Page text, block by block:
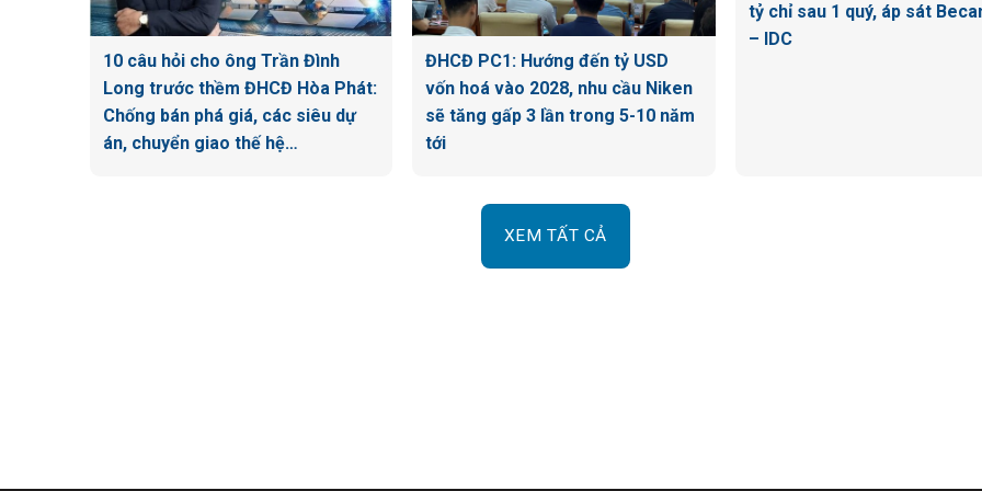
10 câu hỏi cho ông Trần Đình
Long trước thềm ĐHCĐ Hòa Phát:
Chống bán phá giá, các siêu dự
án, chuyển giao thế hệ…
ĐHCĐ PC1: Hướng đến tỷ USD
vốn hoá vào 2028, nhu cầu Niken
sẽ tăng gấp 3 lần trong 5-10 năm
tới
tỷ chỉ sau 1 quý, áp sát
– IDC
XEM TẤT CẢ